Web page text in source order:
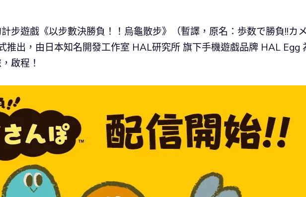
步遊戲《以步數決勝負！！烏龜散步》（暫譯，原名：歩数で勝負!!カ
推出，由日本知名開發工作室 HAL研究所 旗下手機遊戲品牌 HAL Egg
啟程！